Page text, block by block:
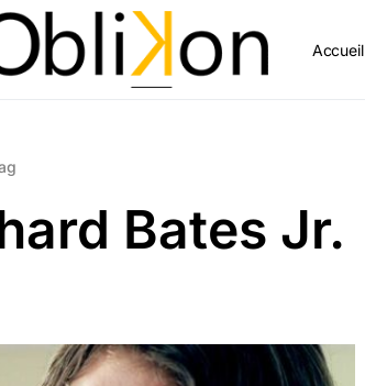
Accueil
Bates Jr.